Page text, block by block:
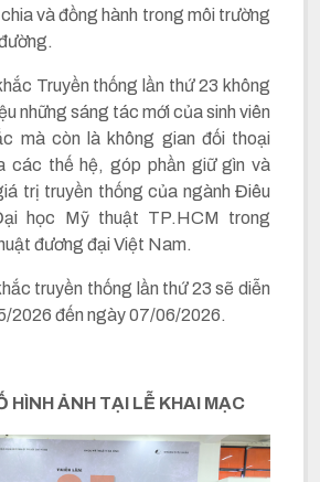
và đồng hành trong môi trường
Truyền thống lần thứ 23 không
những sáng tác mới của sinh viên
mà còn là không gian đối thoại
các thế hệ, góp phần giữ gìn và
trị truyền thống của ngành Điêu
học Mỹ thuật TP.HCM trong
đương đại Việt Nam.
truyền thống lần thứ 23 sẽ diễn
2026 đến ngày 07/06/2026.
HÌNH ẢNH TẠI LỄ KHAI MẠC